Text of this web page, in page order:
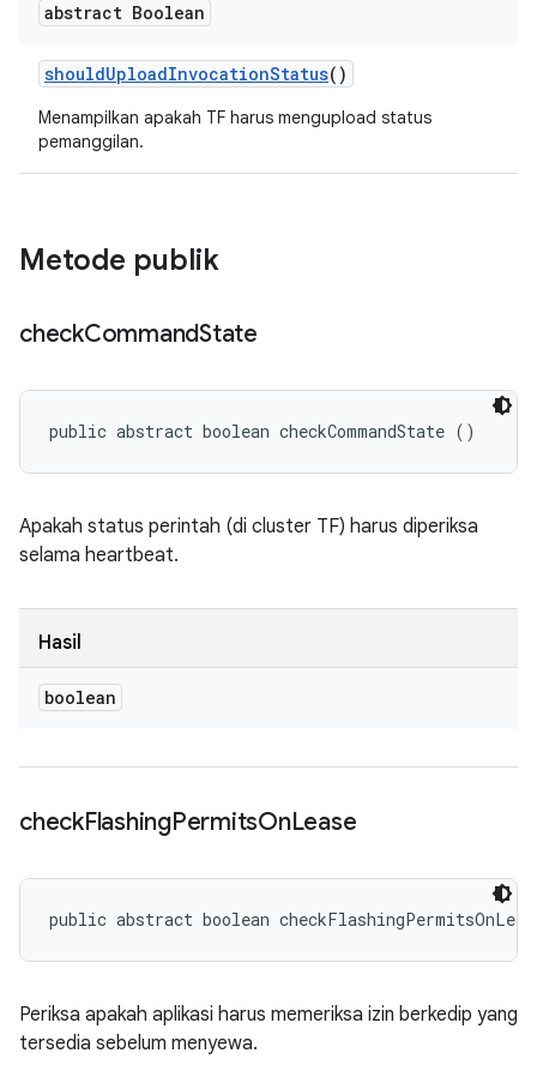
abstract Boolean
shouldUploadInvocationStatus()
Menampilkan apakah TF harus mengupload status
pemanggilan.
Metode publik
checkCommandState
public abstract boolean checkCommandState ()
Apakah status perintah (di cluster TF) harus diperiksa
selama heartbeat.
Hasil
boolean
checkFlashingPermitsOnLease
public abstract boolean
Periksa apakah aplikasi harus memeriksa izin berkedip yang
tersedia sebelum menyewa.